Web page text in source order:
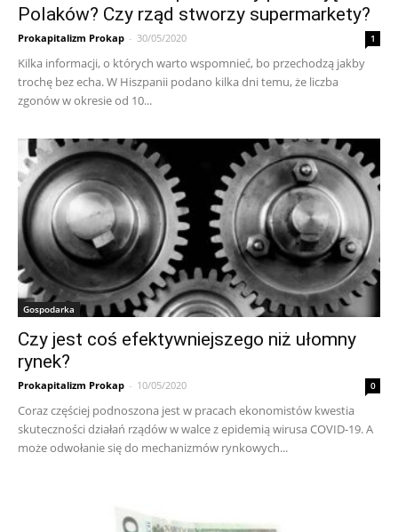
Polaków? Czy rząd stworzy supermarkety?
Prokapitalizm Prokap - 30/05/2020 1
Kilka informacji, o których warto wspomnieć, bo przechodzą jakby
trochę bez echa. W Hiszpanii podano kilka dni temu, że liczba
zgonów w okresie od 10...
Gospodarka
Czy jest coś efektywniejszego niż ułomny
rynek?
Prokapitalizm Prokap - 10/05/2020 0
Coraz częściej podnoszona jest w pracach ekonomistów kwestia
skuteczności działań rządów w walce z epidemią wirusa COVID-19. A
może odwołanie się do mechanizmów rynkowych...